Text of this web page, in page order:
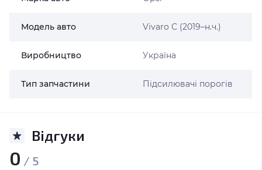
Модель авто Vivaro C (2019–н.ч.)
Виробництво Україна
Тип запчастини Підсилювачі порогів
Відгуки
0 / 5